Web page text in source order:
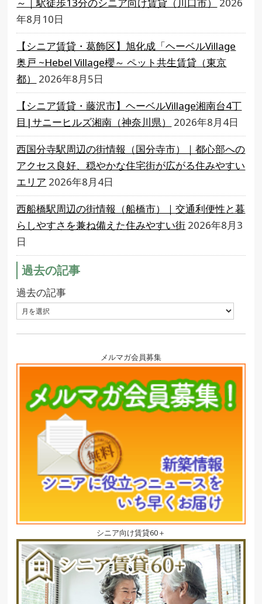
～｜駅徒歩13分のシニア向け賃貸（川口市）
2026
年8月10日
【シニア賃貸・葛飾区】旭化成「ヘーベルVillage
奥戸 ~Hebel Village櫻～ ペット共生賃貸（東京
都）
2026年8月5日
【シニア賃貸・藤沢市】ヘーベルVillage湘南台4丁
目|サニーヒルズ湘南（神奈川県）
2026年8月4日
西国分寺駅周辺の街情報（国分寺市）｜都心部への
アクセス良好、穏やかな住宅街が広がる住みやすい
エリア 2026年8月4日
西船橋駅周辺の街情報（船橋市）｜交通利便性と暮
らしやすさを兼ね備えた住みやすい街 2026年8月3
日
過去の記事
過去の記事
メルマガ会員募集
シニア向け賃貸60＋